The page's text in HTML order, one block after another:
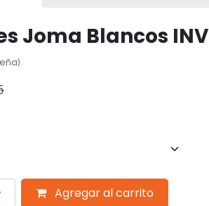
Joma Blancos INV
Agregar al carrito